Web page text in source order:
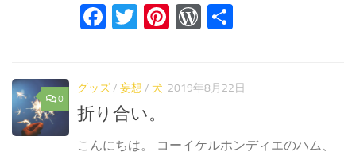
Facebook
Twitter
Pinterest
WordPress
0
グッズ/ 妄想 / 犬 2019年8月22日
折り合い。
こんにちは。 コーイケルホンディエのハム、